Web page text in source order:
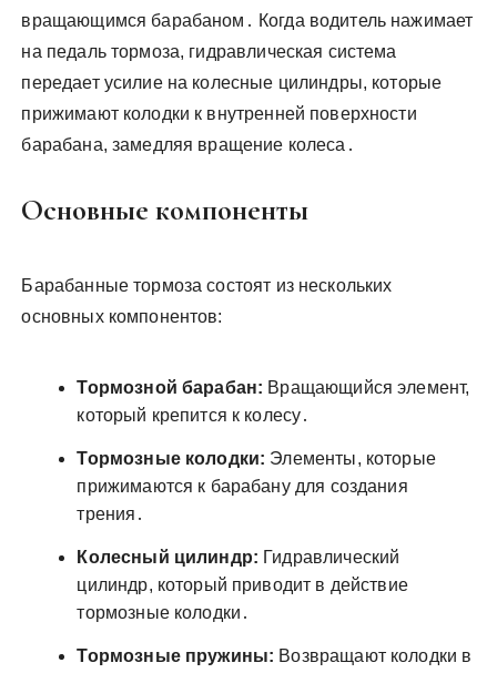
вращающимся барабаном․ Когда водитель нажимает
на педаль тормоза, гидравлическая система
передает усилие на колесные цилиндры, которые
прижимают колодки к внутренней поверхности
барабана, замедляя вращение колеса․
Основные компоненты
Барабанные тормоза состоят из нескольких
основных компонентов:
Тормозной барабан: Вращающийся элемент,
который крепится к колесу․
Тормозные колодки: Элементы, которые
прижимаются к барабану для создания
трения․
Колесный цилиндр: Гидравлический
цилиндр, который приводит в действие
тормозные колодки․
Тормозные пружины: Возвращают колодки в